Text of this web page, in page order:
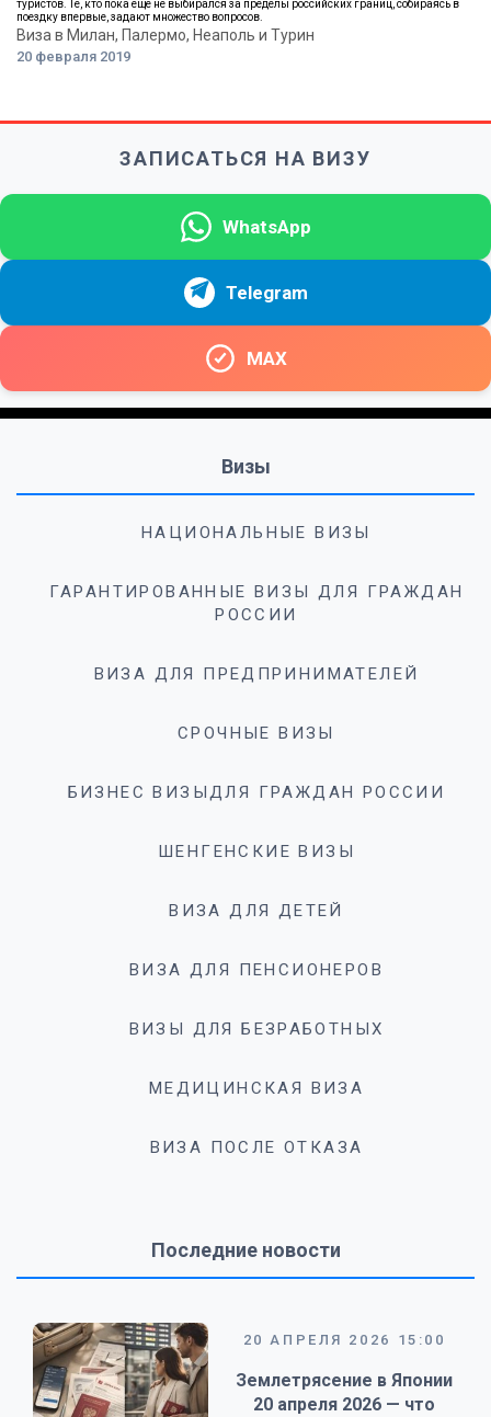
туристов. Те, кто пока еще не выбирался за пределы российских границ, собираясь в
поездку впервые, задают множество вопросов.
Виза в Милан, Палермо, Неаполь и Турин
20 февраля 2019
ЗАПИСАТЬСЯ НА ВИЗУ
WhatsApp
Telegram
MAX
Визы
НАЦИОНАЛЬНЫЕ ВИЗЫ
ГАРАНТИРОВАННЫЕ ВИЗЫ ДЛЯ ГРАЖДАН
РОССИИ
ВИЗА ДЛЯ ПРЕДПРИНИМАТЕЛЕЙ
СРОЧНЫЕ ВИЗЫ
БИЗНЕС ВИЗЫДЛЯ ГРАЖДАН РОССИИ
ШЕНГЕНСКИЕ ВИЗЫ
ВИЗА ДЛЯ ДЕТЕЙ
ВИЗА ДЛЯ ПЕНСИОНЕРОВ
ВИЗЫ ДЛЯ БЕЗРАБОТНЫХ
МЕДИЦИНСКАЯ ВИЗА
ВИЗА ПОСЛЕ ОТКАЗА
Последние новости
20 АПРЕЛЯ 2026 15:00
Землетрясение в Японии
20 апреля 2026 — что